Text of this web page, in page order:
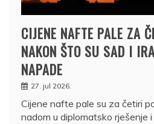
CIJENE NAFTE PALE ZA
NAKON ŠTO SU SAD I
NAPADE
27. jul 2026.
Cijene nafte pale su za četiri
nadom u diplomatsko rješenje